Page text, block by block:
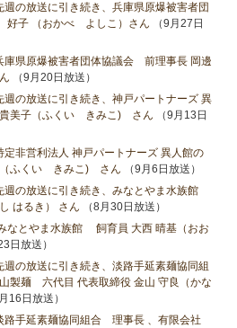
週の放送に引き続き、兵庫県原爆被害者団
子 （おかべ よしこ）さん （9月27日
庫県原爆被害者団体協議会 前理事長 岡邊
（9月20日放送）
週の放送に引き続き、神戸パートナーズ 異
美子（ふくい きみこ) さん （9月13日
定非営利法人 神戸パートナーズ 異人館の
ふくい きみこ) さん （9月6日放送）
週の放送に引き続き、みなとやま水族館
はるき） さん （8月30日放送）
なとやま水族館 飼育員 大西 晴基（おお
日放送）
週の放送に引き続き、淡路手延素麺協同組
製麺 六代目 代表取締役 金山 守良（かな
16日放送）
路手延素麺協同組合 理事長 、有限会社